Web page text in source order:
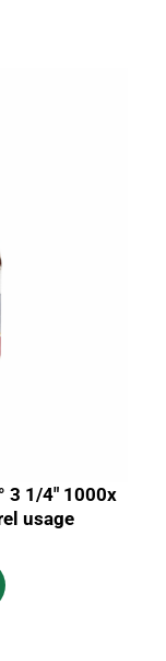
3 1/4″ 1000x
usage